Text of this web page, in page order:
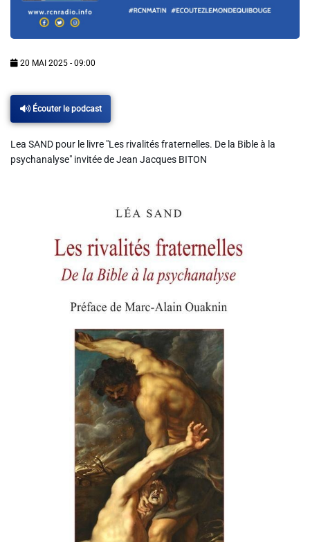
Info routes
Issa Nissa OGC Nice
RCN Soutiens
Vidéos / Clips
Liens utiles
Shabbat Project
Métropole Nice Côte d'Azur
Ville de Nice
Département des Alpes Maritimes
Ma Région Sud
20 MAI 2025 - 09:00
Écouter le podcast
Lea SAND pour le livre "Les rivalités fraternelles. De la Bible à la
psychanalyse" invitée de Jean Jacques BITON